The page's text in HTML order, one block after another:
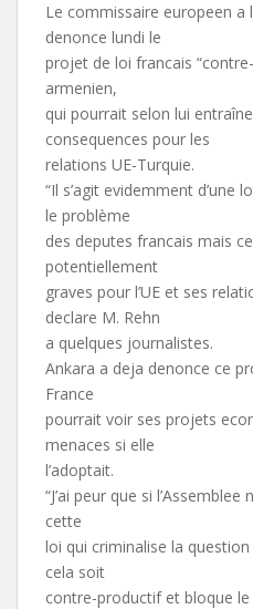
Le commissaire europeen a
denonce lundi le
projet de loi francais
armenien,
qui pourrait selon lui
consequences pour les
relations UE-Turquie.
“Il s’agit evidemment d’une
le problème
des deputes francais mais
potentiellement
graves pour l’UE et ses
declare M. Rehn
a quelques journalistes.
Ankara a deja denonce ce
France
pourrait voir ses projets
menaces si elle
l’adoptait.
“J’ai peur que si
cette
loi qui criminalise la
cela soit
contre-productif et bloque